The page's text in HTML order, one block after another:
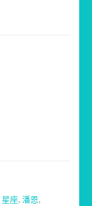
星座,潘恩,